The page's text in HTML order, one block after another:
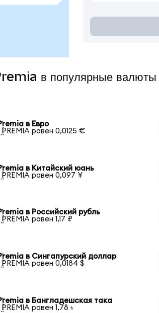
в популярные валюты
в Евро
PREMIA равен 0,0125 €
в Китайский юань
PREMIA равен 0,097 ¥
в Российский рубль
PREMIA равен 1,17 ₽
в Сингапурский доллар
PREMIA равен 0,0184 $
в Бангладешская така
PREMIA равен 1,78 ৳